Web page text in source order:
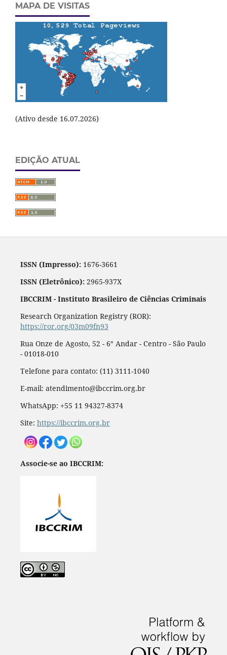
MAPA DE VISITAS
(Ativo desde 16.07.2026)
EDIÇÃO ATUAL
ISSN (Impresso):1676-3661
ISSN (Eletrônico):2965-937X
IBCCRIM - Instituto Brasileiro de Ciências Criminais
Research Organization Registry (ROR):
https://ror.org/03m09fn93
Rua Onze de Agosto, 52 - 6° Andar - Centro - São Paulo
- 01018-010
Telefone para contato: (11) 3111-1040
E-mail: atendimento@ibccrim.org.br
WhatsApp: +55 11 94327-8374
Site: https://ibccrim.org.br
Associe-se ao IBCCRIM: